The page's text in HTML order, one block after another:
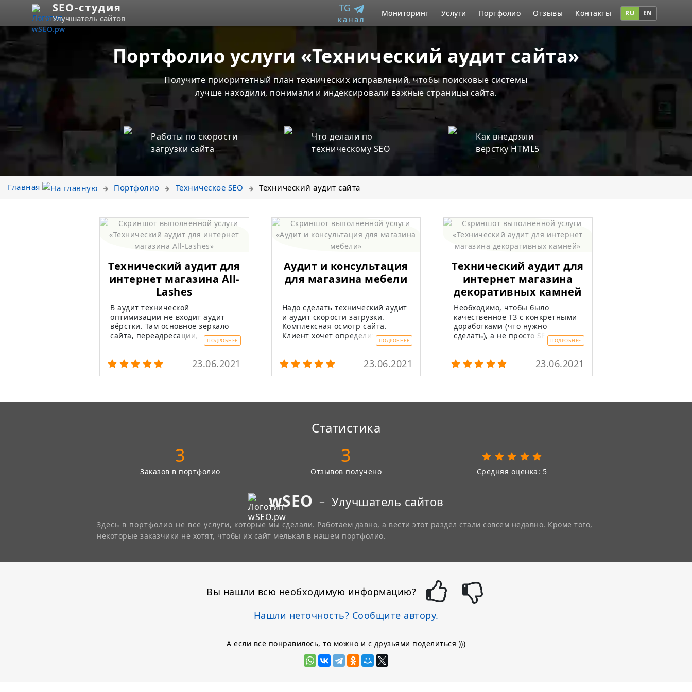
Портфолио услуги «Технический аудит сайта»
Получите приоритетный план технических исправлений, чтобы поисковые системы
лучше находили, понимали и индексировали важные страницы сайта.
Работы по скорости
загрузки сайта
Что делали по
техническому SEO
Как внедряли
вёрстку HTML5
Главная Портфолио Техническое SEO Технический аудит сайта
Технический аудит для
интернет магазина All-
Lashes
В аудит технической
оптимизации не входит аудит
вёрстки. Там основное зеркало
сайта, переадресации, коды
ответов сервера, дубли страниц,
ПОДРОБНЕЕ
23.06.2021
Аудит и консультация
для магазина мебели
Надо сделать технический аудит
и аудит скорости загрузки.
Комплексная осмотр сайта.
Клиент хочет определиться что
необходимо сделать. Ну иПОДРОБНЕЕ
23.06.2021
Технический аудит для
интернет магазина
декоративных камней
Необходимо, чтобы было
качественное ТЗ с конкретными
доработками (что нужно
сделать), а не просто SEO-
анализ, который сгенерировали
(или на SEO-сайте), где много
ПОДРОБНЕЕ
23.06.2021
Статистика
3
Заказов в портфолио
3
Отзывов получено Средняя оценка: 5
wSEO – Улучшатель сайтов
Здесь в портфолио не все услуги, которые мы сделали. Работаем давно, а вести этот раздел стали совсем недавно. Кроме того,
некоторые заказчики не хотят, чтобы их сайт мелькал в нашем портфолио.
SEO-студия
Улучшатель сайтов
TG
канал
Мониторинг Услуги Портфолио Отзывы Контакты RU EN
Вы нашли всю необходимую информацию?
Нашли неточность? Сообщите автору.
А если всё понравилось, то можно и с друзьями поделиться )))